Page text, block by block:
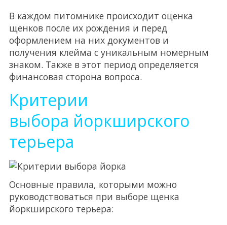
В каждом питомнике происходит оценка
щенков после их рождения и перед
оформлением на них документов и
получения клейма с уникальным номерным
знаком. Также в этот период определяется
финансовая сторона вопроса.
Критерии
выбора йоркширского
терьера
Основные правила, которыми можно
руководствоваться при выборе щенка
йоркширского терьера: